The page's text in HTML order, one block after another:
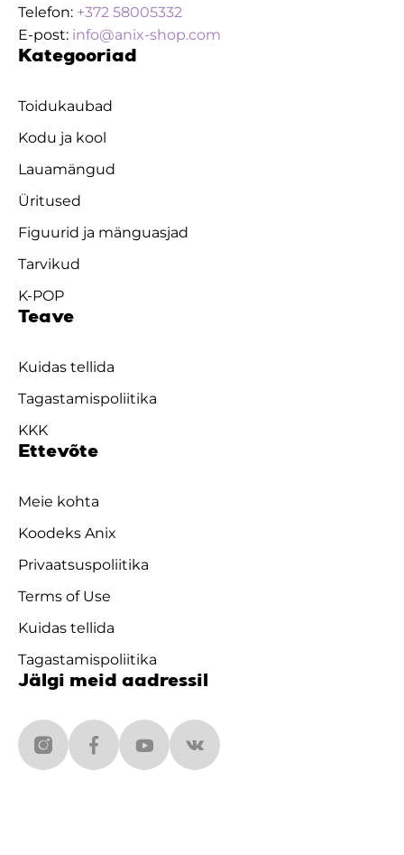
Telefon: +372 58005332
E-post: info@anix-shop.com
Kategooriad
Toidukaubad
Kodu ja kool
Lauamängud
Üritused
Figuurid ja mänguasjad
Tarvikud
K-POP
Teave
Kuidas tellida
Tagastamispoliitika
KKK
Ettevõte
Meie kohta
Koodeks Anix
Privaatsuspoliitika
Terms of Use
Kuidas tellida
Tagastamispoliitika
Jälgi meid aadressil